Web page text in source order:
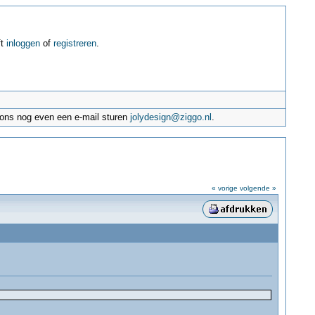
inloggenof registreren.
nog even een e-mail sturenjolydesign@ziggo.nl .
« vorige volgende »